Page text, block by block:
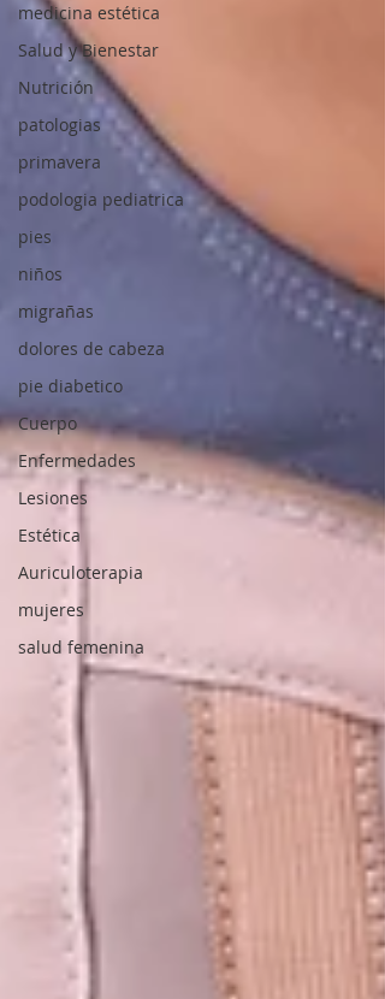
medicina estética
Salud y Bienestar
Nutrición
patologias
primavera
podologia pediatrica
pies
niños
migrañas
dolores de cabeza
pie diabetico
Cuerpo
Enfermedades
Lesiones
Estética
Auriculoterapia
mujeres
salud femenina